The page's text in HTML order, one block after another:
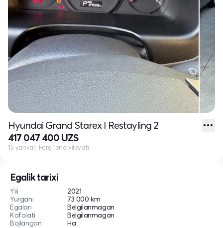
Egalik tarixi
Yili
2021
Yurgani
73 000 km
Egalari
Belgilanmagan
Kafolati
Belgilanmagan
Bojlangan
Ha
Hyundai Grand Starex I Restayling 2
417 047 400 UZS
15 yanvar, Farg`ona viloyati